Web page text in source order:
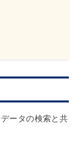
ータの検索と共